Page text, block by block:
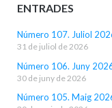
ENTRADES
Número 107. Juliol
31 de juliol de 2026
Número 106. Juny
30 de juny de 2026
Número 105. Maig